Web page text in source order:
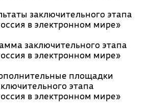
заключительного этапа
в электронном мире»
заключительного этапа
в электронном мире»
площадки
этапа
в электронном мире»